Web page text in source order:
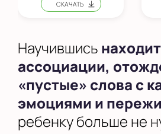
Научившись
ассоциации,
«пустые» слова с
эмоциями и
ребенку больше не